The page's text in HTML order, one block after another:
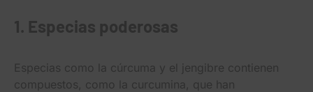
1. Especias poderosas
Especias como la cúrcuma y el jengibre contienen
compuestos, como la curcumina, que han